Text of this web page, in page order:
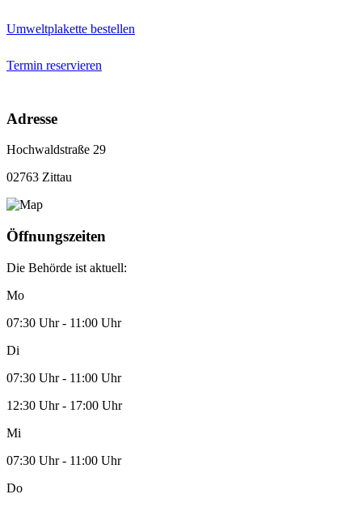
Umweltplakette bestellen
Termin reservieren
Adresse
Hochwaldstraße 29
02763 Zittau
Öffnungszeiten
Die Behörde ist aktuell:
Mo
07:30 Uhr - 11:00 Uhr
Di
07:30 Uhr - 11:00 Uhr
12:30 Uhr - 17:00 Uhr
Mi
07:30 Uhr - 11:00 Uhr
Do